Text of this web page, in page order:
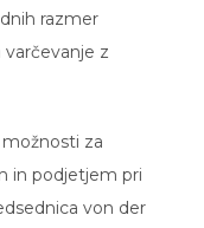
z
in podjetjem pri
von der